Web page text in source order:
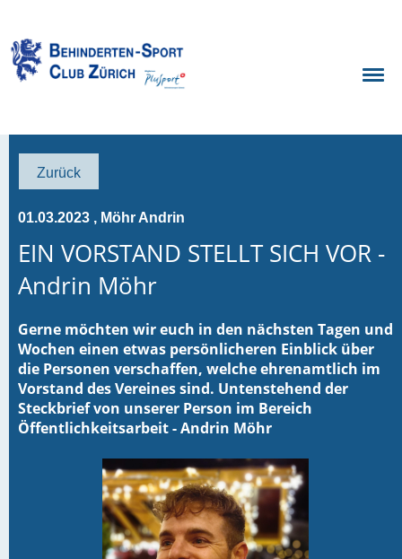
Zurück
01.03.2023 , Möhr Andrin
EIN VORSTAND STELLT SICH VOR -
Andrin Möhr
Gerne möchten wir euch in den nächsten Tagen und
Wochen einen etwas persönlicheren Einblick über
die Personen verschaffen, welche ehrenamtlich im
Vorstand des Vereines sind. Untenstehend der
Steckbrief von unserer Person im Bereich
Öffentlichkeitsarbeit - Andrin Möhr